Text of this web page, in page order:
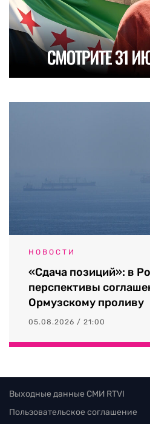
НОВОСТИ
«Сдача позиций»: в
перспективы
Ормузскому проливу
05.08.2026 / 21:00
Выходные данные СМИ RTVI
Пользовательское соглашение